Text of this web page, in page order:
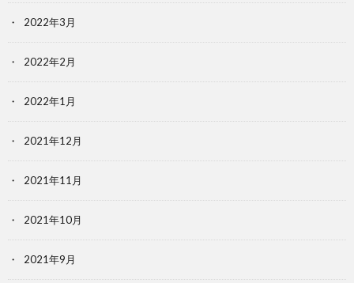
2022年3月
2022年2月
2022年1月
2021年12月
2021年11月
2021年10月
2021年9月